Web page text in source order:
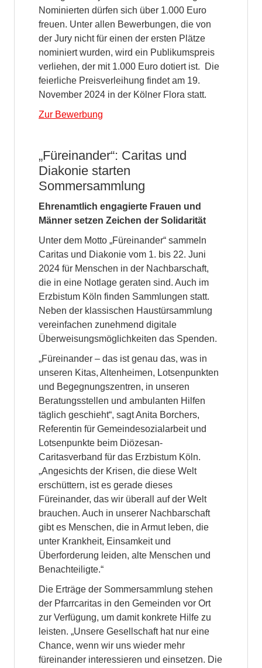
Nominierten dürfen sich über 1.000 Euro
freuen. Unter allen Bewerbungen, die von
der Jury nicht für einen der ersten Plätze
nominiert wurden, wird ein Publikumspreis
verliehen, der mit 1.000 Euro dotiert ist. Die
feierliche Preisverleihung findet am 19.
November 2024 in der Kölner Flora statt.
Zur Bewerbung
„Füreinander“: Caritas und
Diakonie starten
Sommersammlung
Ehrenamtlich engagierte Frauen und
Männer setzen Zeichen der Solidarität
Unter dem Motto „Füreinander“ sammeln
Caritas und Diakonie vom 1. bis 22. Juni
2024 für Menschen in der Nachbarschaft,
die in eine Notlage geraten sind. Auch im
Erzbistum Köln finden Sammlungen statt.
Neben der klassischen Haustürsammlung
vereinfachen zunehmend digitale
Überweisungsmöglichkeiten das Spenden.
„Füreinander – das ist genau das, was in
unseren Kitas, Altenheimen, Lotsenpunkten
und Begegnungszentren, in unseren
Beratungsstellen und ambulanten Hilfen
täglich geschieht“, sagt Anita Borchers,
Referentin für Gemeindesozialarbeit und
Lotsenpunkte beim Diözesan-
Caritasverband für das Erzbistum Köln.
„Angesichts der Krisen, die diese Welt
erschüttern, ist es gerade dieses
Füreinander, das wir überall auf der Welt
brauchen. Auch in unserer Nachbarschaft
gibt es Menschen, die in Armut leben, die
unter Krankheit, Einsamkeit und
Überforderung leiden, alte Menschen und
Benachteiligte.“
Die Erträge der Sommersammlung stehen
der Pfarrcaritas in den Gemeinden vor Ort
zur Verfügung, um damit konkrete Hilfe zu
leisten. „Unsere Gesellschaft hat nur eine
Chance, wenn wir uns wieder mehr
füreinander interessieren und einsetzen. Die